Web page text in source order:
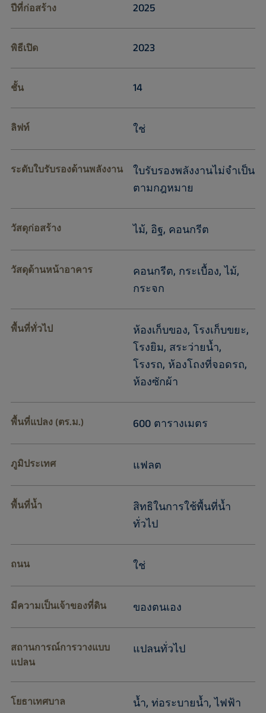
ปีที่ก่อสร้าง 2025
พิธีเปิด 2023
ชั้น 14
ลิฟท์ ใช่
ระดับใบรับรองด้านพลังงาน
ใบรับรองพลังงานไม่จำเป็น
ตามกฎหมาย
วัสดุก่อสร้าง ไม้, อิฐ, คอนกรีต
วัสดุด้านหน้าอาคาร
คอนกรีต, กระเบื้อง, ไม้,
กระจก
พื้นที่ทั่วไป
ห้องเก็บของ, โรงเก็บขยะ,
โรงยิม, สระว่ายน้ำ,
โรงรถ, ห้องโถงที่จอดรถ,
ห้องซักผ้า
พื้นที่แปลง (ตร.ม.) 600 ตารางเมตร
ภูมิประเทศ แฟลต
พื้นที่น้ำ
สิทธิในการใช้พื้นที่น้ำ
ทั่วไป
ถนน ใช่
มีความเป็นเจ้าของที่ดิน ของตนเอง
สถานการณ์การวางแบบ
แปลน
แปลนทั่วไป
โยธาเทศบาล น้ำ, ท่อระบายน้ำ, ไฟฟ้า